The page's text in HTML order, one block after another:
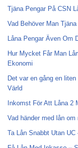
Tjäna Pengar På CSN
Vad Behöver Man
Låna Pengar Även Om
Hur Mycket Får Man
Ekonomi
Det var en gång en
Värld
Inkomst För Att Låna 2
Vad händer med lån
Ta Lån Snabbt Utan